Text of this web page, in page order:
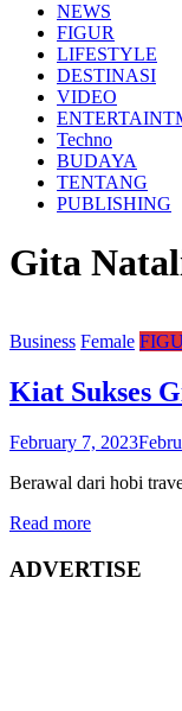
NEWS
FIGUR
LIFESTYLE
DESTINASI
VIDEO
Techno
BUDAYA
TENTANG
PUBLISHING
Gita
Business Female
Kiat Sukses
February 7, 2023
Berawal dari hobi
Read more
ADVERTISE